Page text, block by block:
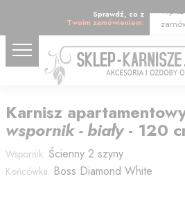
Sprawdź, co z
Twoim zamówieniem:
Karnisz
wspornik - biały- 120
Wspornik: Ścienny 2 szyny
Końcówka: Boss Diamond White